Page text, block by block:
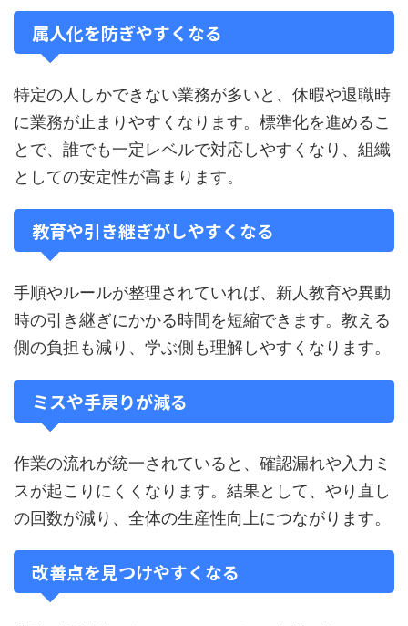
属人化を防ぎやすくなる
特定の人しかできない業務が多いと、休暇や退職時
に業務が止まりやすくなります。標準化を進めるこ
とで、誰でも一定レベルで対応しやすくなり、組織
としての安定性が高まります。
教育や引き継ぎがしやすくなる
手順やルールが整理されていれば、新人教育や異動
時の引き継ぎにかかる時間を短縮できます。教える
側の負担も減り、学ぶ側も理解しやすくなります。
ミスや手戻りが減る
作業の流れが統一されていると、確認漏れや入力ミ
スが起こりにくくなります。結果として、やり直し
の回数が減り、全体の生産性向上につながります。
改善点を見つけやすくなる